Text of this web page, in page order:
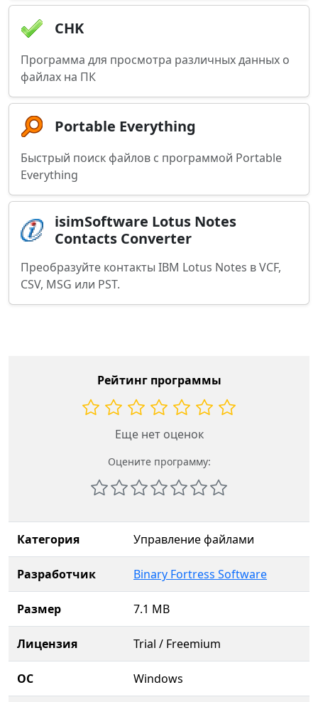
CHK
Программа для просмотра различных данных о
файлах на ПК
Portable Everything
Быстрый поиск файлов с программой Portable
Everything
isimSoftware Lotus Notes
Contacts Converter
Преобразуйте контакты IBM Lotus Notes в VCF,
CSV, MSG или PST.
Рейтинг программы
Еще нет оценок
Оцените программу:
Категория Управление файлами
Разработчик Binary Fortress Software
Размер 7.1 MB
Лицензия Trial / Freemium
ОС Windows